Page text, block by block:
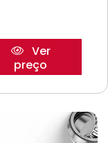
Ver
preço